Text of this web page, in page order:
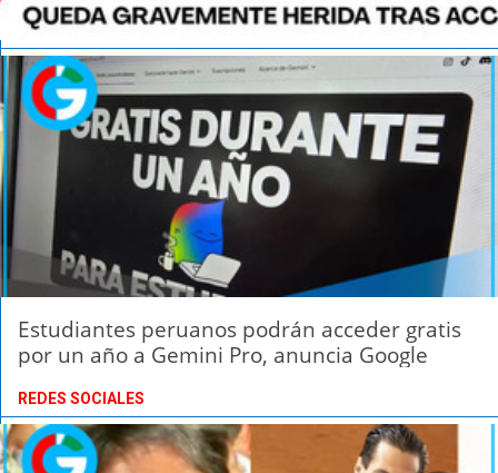
Estudiantes peruanos podrán acceder gratis
por un año a Gemini Pro, anuncia Google
REDES SOCIALES